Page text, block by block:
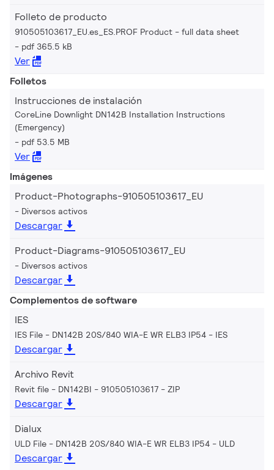
Folleto de producto
910505103617_EU.es_ES.PROF Product - full data sheet
pdf 365.5 kB
Ver
Folletos
Instrucciones de instalación
CoreLine Downlight DN142B Installation Instructions
(Emergency)
pdf 53.5 MB
Ver
Imágenes
Product-Photographs-910505103617_EU
Diversos activos
Descargar
Product-Diagrams-910505103617_EU
Diversos activos
Descargar
Complementos de software
IES
IES File - DN142B 20S/840 WIA-E WR ELB3 IP54 IES
Descargar
Archivo Revit
Revit file - DN142BI - 910505103617 ZIP
Descargar
Dialux
ULD File - DN142B 20S/840 WIA-E WR ELB3 IP54 ULD
Descargar